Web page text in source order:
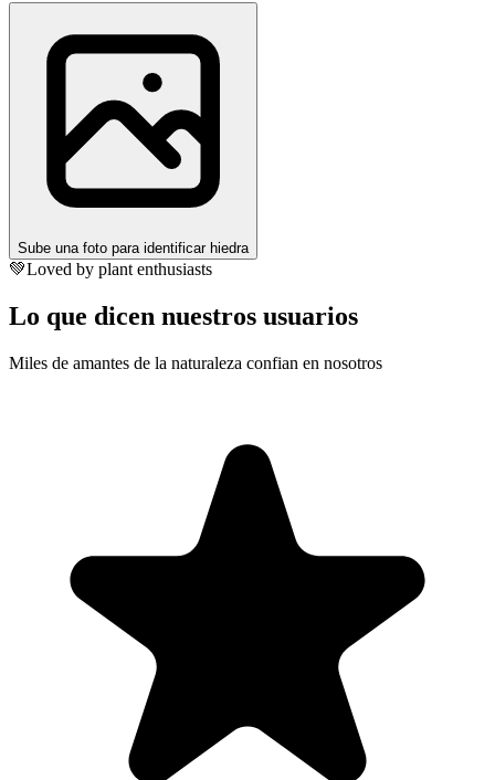
Sube una foto para identificar hiedra
💚Loved by plant enthusiasts
Lo que dicen nuestros usuarios
Miles de amantes de la naturaleza confian en nosotros